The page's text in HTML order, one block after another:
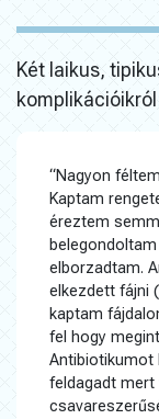
Két laikus,
“Nagyon
Kaptam
éreztem
elborzadtam.
elkezdett fájni
kaptam
fel hogy
Antibiotikumot
feldagadt mert